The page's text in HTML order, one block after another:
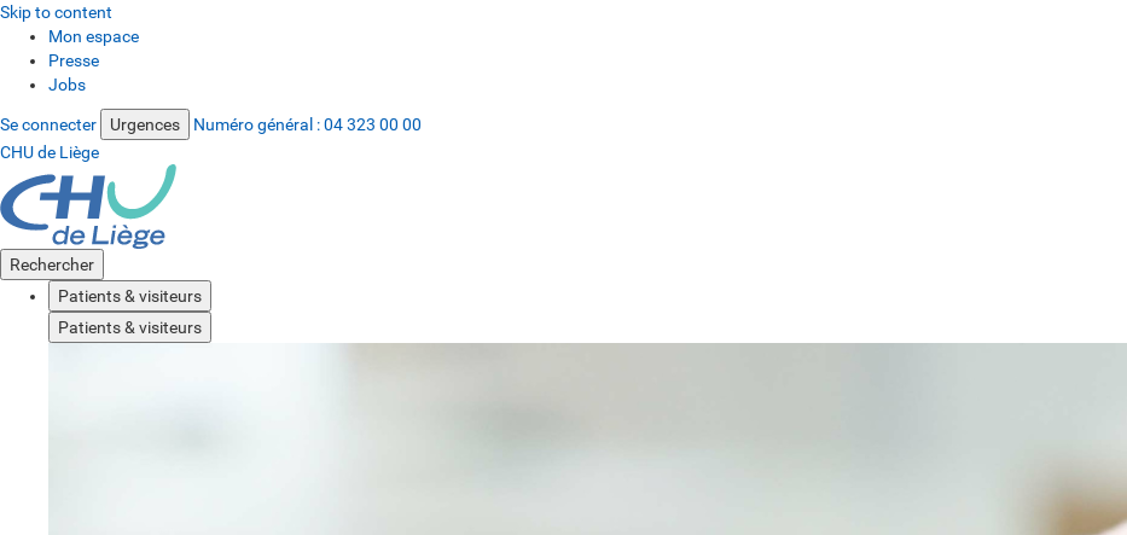
Skip to content
Mon espace
Presse
Jobs
Se connecter Urgences Numéro général :04 323 00 00
CHU de Liège
Rechercher
Patients & visiteurs
Patients & visiteurs